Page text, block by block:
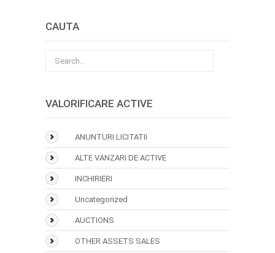
CAUTA
VALORIFICARE ACTIVE
ANUNTURI LICITATII
ALTE VANZARI DE ACTIVE
INCHIRIERI
Uncategorized
AUCTIONS
OTHER ASSETS SALES